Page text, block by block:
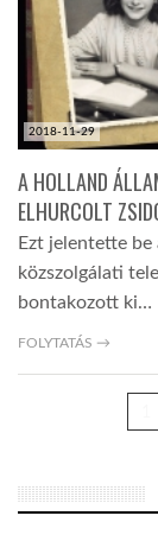
2018-11-29
A HOLLAND
ELHURCOLT
Ezt jelentette be
közszolgálati
bontakozott ki…
FOLYTATÁS →